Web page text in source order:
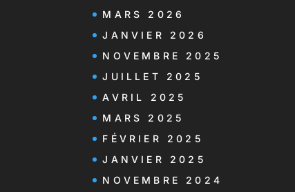
MARS 2026
JANVIER 2026
NOVEMBRE 2025
JUILLET 2025
AVRIL 2025
MARS 2025
FÉVRIER 2025
JANVIER 2025
NOVEMBRE 2024